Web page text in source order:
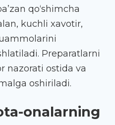
qo‘shimcha
kuchli xavotir,
Preparatlarni
nazorati ostida va
oshiriladi.
onalarning